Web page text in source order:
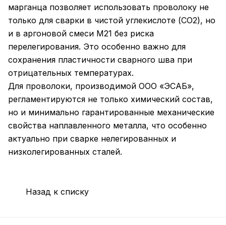
марганца позволяет использовать проволоку не
только для сварки в чистой углекислоте (CO2), но
и в аргоновой смеси M21 без риска
перелегирования. Это особенно важно для
сохранения пластичности сварного шва при
отрицательных температурах.
Для проволоки, производимой ООО «ЭСАБ»,
регламентируются не только химический состав,
но и минимально гарантированные механические
свойства наплавленного металла, что особенно
актуально при сварке нелегированных и
низколегированных сталей.
Назад к списку